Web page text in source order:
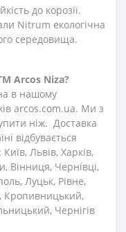
до корозії.
Nitrum екологічна
середовища.
Arcos Niza?
в нашому
arcos.com.ua. Ми з
ніж. Доставка
відбувається
Львів, Харків,
Вінниця, Чернівці,
Луцьк, Рівне,
Кропивницький,
Чернігів